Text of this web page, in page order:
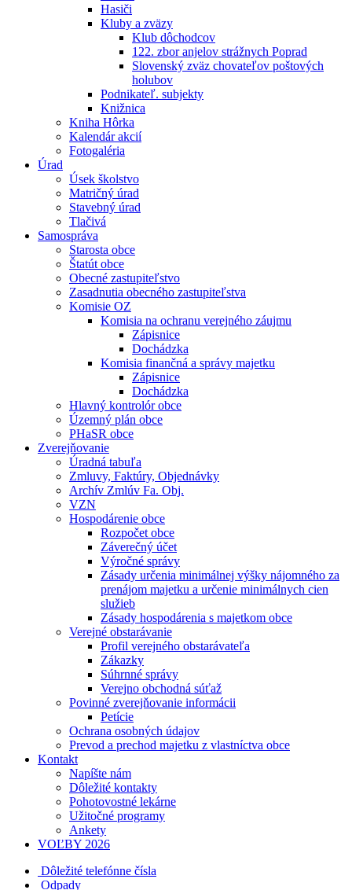
Hasiči
Kluby a zväzy
Klub dôchodcov
122. zbor anjelov strážnych Poprad
Slovenský zväz chovateľov poštových
holubov
Podnikateľ. subjekty
Knižnica
Kniha Hôrka
Kalendár akcií
Fotogaléria
Úrad
Úsek školstvo
Matričný úrad
Stavebný úrad
Tlačivá
Samospráva
Starosta obce
Štatút obce
Obecné zastupiteľstvo
Zasadnutia obecného zastupiteľstva
Komisie OZ
Komisia na ochranu verejného záujmu
Zápisnice
Dochádzka
Komisia finančná a správy majetku
Zápisnice
Dochádzka
Hlavný kontrolór obce
Územný plán obce
PHaSR obce
Zverejňovanie
Úradná tabuľa
Zmluvy, Faktúry, Objednávky
Archív Zmlúv Fa. Obj.
VZN
Hospodárenie obce
Rozpočet obce
Záverečný účet
Výročné správy
Zásady určenia minimálnej výšky nájomného za
prenájom majetku a určenie minimálnych cien
služieb
Zásady hospodárenia s majetkom obce
Verejné obstarávanie
Profil verejného obstarávateľa
Zákazky
Súhrnné správy
Verejno obchodná súťaž
Povinné zverejňovanie informácii
Petície
Ochrana osobných údajov
Prevod a prechod majetku z vlastníctva obce
Kontakt
Napíšte nám
Dôležité kontakty
Pohotovostné lekárne
Užitočné programy
Ankety
VOĽBY 2026
Dôležité telefónne čísla
Odpady